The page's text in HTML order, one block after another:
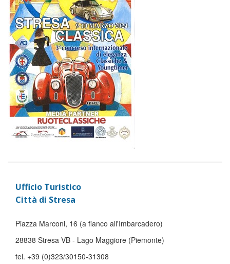
Ufficio Turistico
Città di Stresa
Piazza Marconi, 16 (a fianco all'Imbarcadero)
28838 Stresa VB - Lago Maggiore (Piemonte)
tel. +39 (0)323/30150-31308